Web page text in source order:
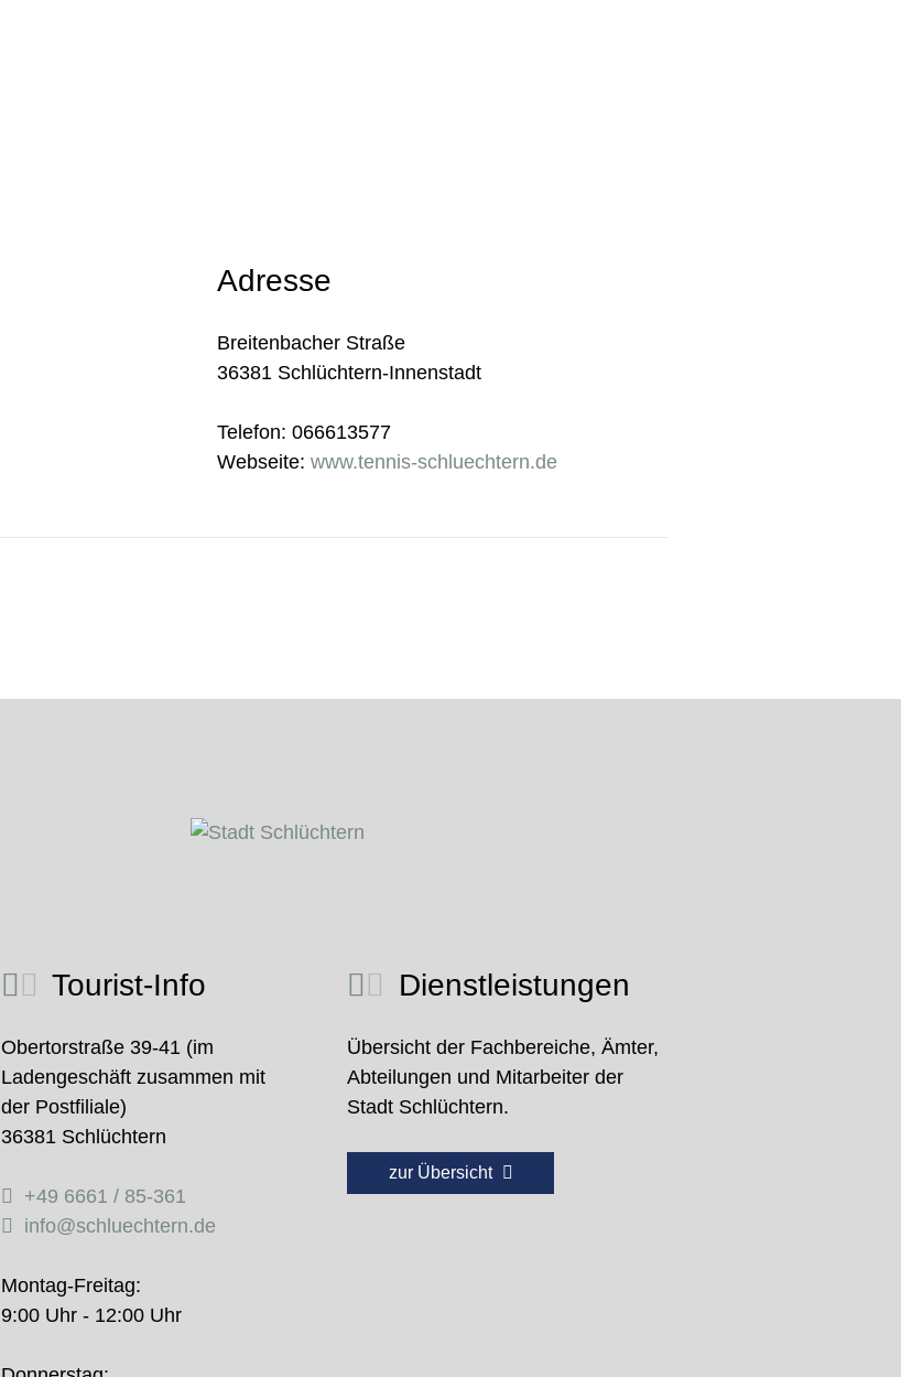
Adresse
Breitenbacher Straße
36381 Schlüchtern-Innenstadt
Telefon: 066613577
Webseite:www.tennis-schluechtern.de
Tourist-Info
Obertorstraße 39-41 (im
Ladengeschäft zusammen mit
der Postfiliale)
36381 Schlüchtern
+49 6661 / 85-361
info@schluechtern.de
Montag-Freitag:
9:00 Uhr - 12:00 Uhr
Dienstleistungen
Übersicht der Fachbereiche, Ämter,
Abteilungen und Mitarbeiter der
Stadt Schlüchtern.
zur Übersicht